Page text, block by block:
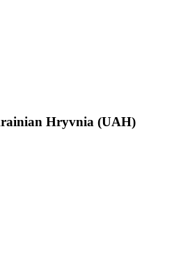
Hryvnia (UAH)